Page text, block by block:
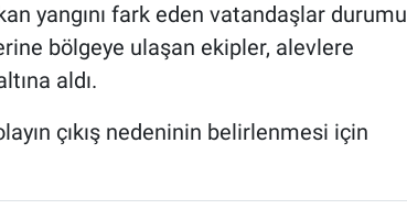
yangını fark eden vatandaşlar durumu
bölgeye ulaşan ekipler, alevlere
aldı.
çıkış nedeninin belirlenmesi için